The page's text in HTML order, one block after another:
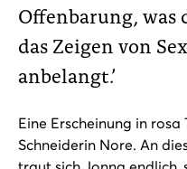
Offenbarung, was
das Zeigen von
anbelangt.’
Eine Erscheinung in rosa
Schneiderin Nore. An